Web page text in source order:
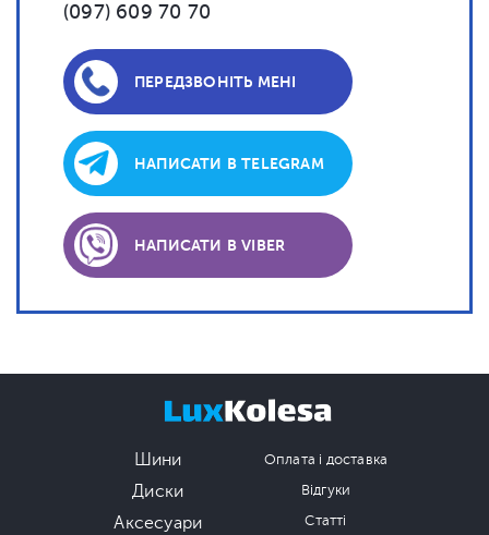
(097) 609 70 70
ПЕРЕДЗВОНІТЬ МЕНІ
НАПИСАТИ В TELEGRAM
НАПИСАТИ В VIBER
Шини
Диски
Аксесуари
Оплата і доставка
Відгуки
Статті